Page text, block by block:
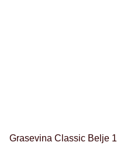
Grasevina Classic Belje 1l